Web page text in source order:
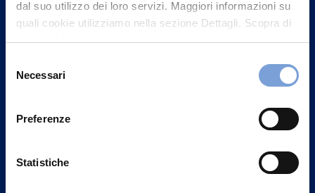
dal suo utilizzo dei loro servizi. Maggiori informazioni su
quali cookie utilizziamo nella sezione Dettagli. Scopra di
più su chi siamo, come può contattarci e come trattiamo i
può trovare nel footer del sito nella sezione "Informativa
delNecessari
Preferenze
Statistiche